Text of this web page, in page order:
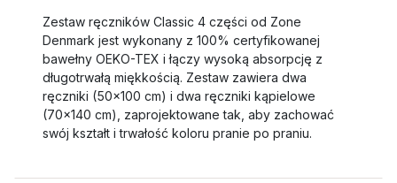
Zestaw ręczników Classic 4 części od Zone
Denmark jest wykonany z 100% certyfikowanej
bawełny OEKO-TEX i łączy wysoką absorpcję z
długotrwałą miękkością. Zestaw zawiera dwa
ręczniki (50x100 cm) i dwa ręczniki kąpielowe
(70x140 cm), zaprojektowane tak, aby zachować
swój kształt i trwałość koloru pranie po praniu.